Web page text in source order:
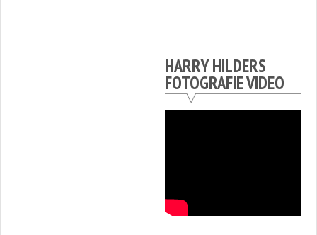
HARRY HILDERS
FOTOGRAFIE VIDEO